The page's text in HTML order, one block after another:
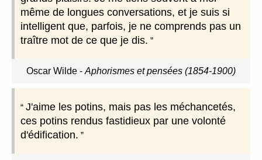
même de longues conversations, et je suis si
intelligent que, parfois, je ne comprends pas un
traître mot de ce que je dis.
Oscar Wilde - Aphorismes et pensées (1854-1900)
J'aime les potins, mais pas les méchancetés,
ces potins rendus fastidieux par une volonté
d'édification.